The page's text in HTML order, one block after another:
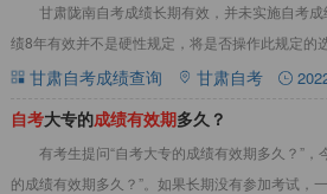
甘肃陇南自考成绩长期有效，并未实施自考
绩8年有效并不是硬性规定，将是否操作此规定的
一、甘肃陇南自考成绩长期有效甘肃陇南自考
甘肃自考成绩查询 甘肃自考
自考大专的成绩有效期多久？
有考生提问“自考大专的成绩有效期多久？”，
的成绩有效期多久？”。如果长期没有参加考试，